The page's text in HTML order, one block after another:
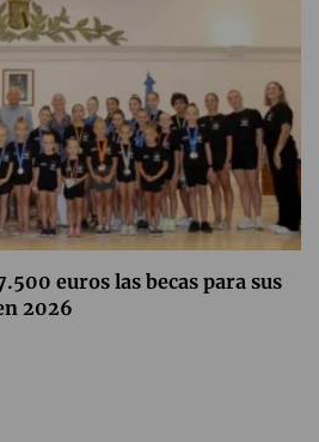
euros las becas para sus
2026